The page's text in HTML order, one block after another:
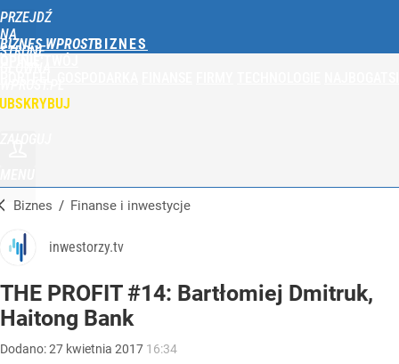
PRZEJDŹ
NA
STRONĘ
BIZNES WPROST
Biznes / Finanse i inwestycje
inwestorzy.tv
THE PROFIT #14: Bartłomiej Dmitruk,
Haitong Bank
Dodano:27 kwietnia 2017 16:34